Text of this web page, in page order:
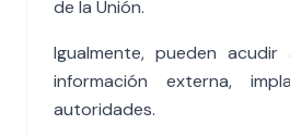
de la Unión.
Igualmente, pueden
información externa,
autoridades.